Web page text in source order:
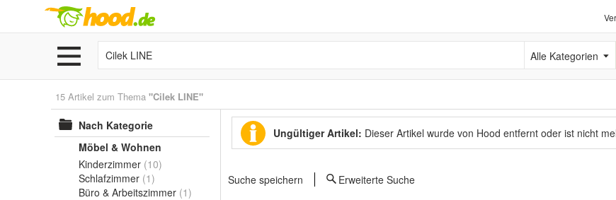
Alle Kategorien
15 Artikel zum Thema "Cilek LINE"
Nach Kategorie
Möbel & Wohnen
Kinderzimmer (10)
Schlafzimmer (1)
Büro & Arbeitszimmer (1)
Ungültiger Artikel: Dieser Artikel wurde von Hood entfernt oder ist nicht
Suche speichern Erweiterte Suche